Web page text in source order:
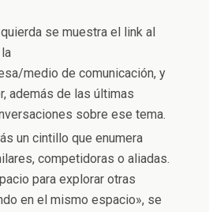
se muestra el link al
medio de comunicación, y
además de las últimas
sobre ese tema.
un cintillo que enumera
competidoras o aliadas.
para explorar otras
en el mismo espacio», se